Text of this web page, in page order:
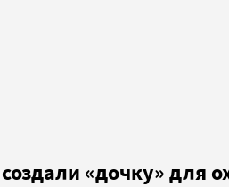
«дочку» для